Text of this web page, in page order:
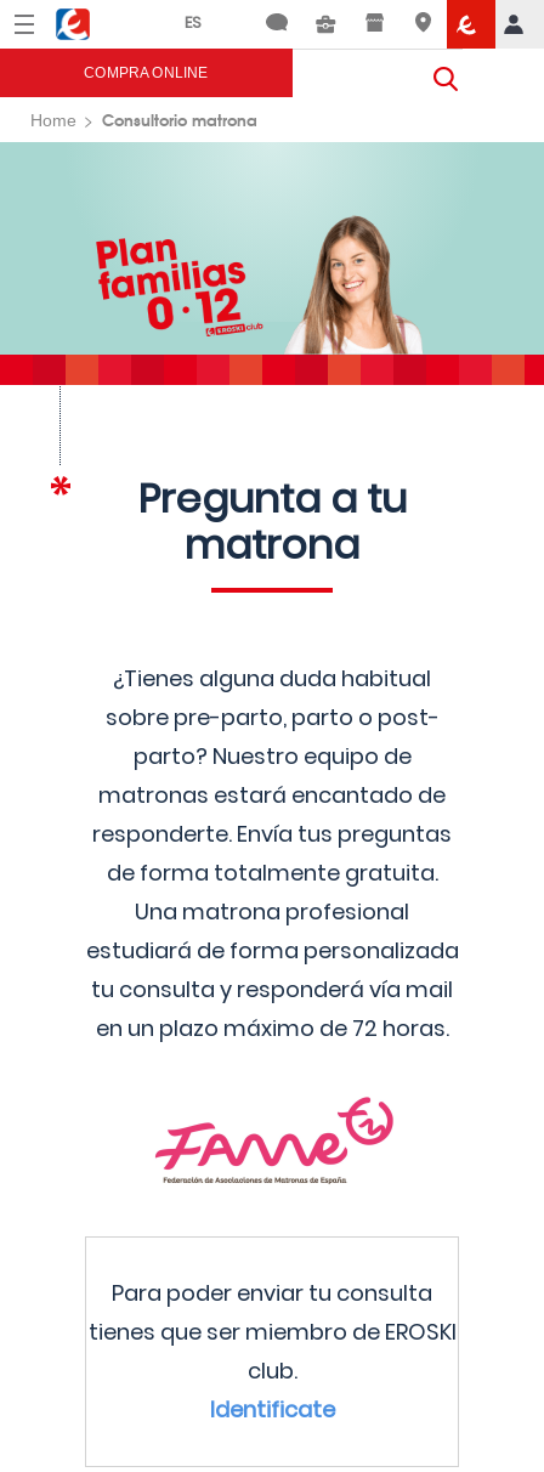
Menú Eroski
COMPRA ONLINE
Home Consultorio matrona
Pregunta a tu
matrona
¿Tienes alguna duda habitual
sobre pre-parto, parto o post-
parto? Nuestro equipo de
matronas estará encantado de
responderte. Envía tus preguntas
de forma totalmente gratuita.
Una matrona profesional
estudiará de forma personalizada
tu consulta y responderá vía mail
en un plazo máximo de 72 horas.
Para poder enviar tu consulta
tienes que ser miembro de EROSKI
club.
Identificate